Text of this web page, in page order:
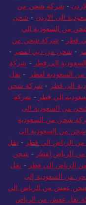
- شركة شحن من
الى الاردن - شحن
من السعودية الي
قطر - شركة شحن من
- شحن من دبي لمصر -
الى قطر - شركة
السعودية لقطر - نقل
الى قطر - شركة شحن
الي قطر - شركة
من السعودية الى
شحن من السعودية
شحن من السعودية الى
الرياض الي قطر - نقل
الرياض لقطر - شحن
الرياض الي قطر - نقل
من السعودية إلى
عفش من الرياض الي
نقل عفش من الرياض